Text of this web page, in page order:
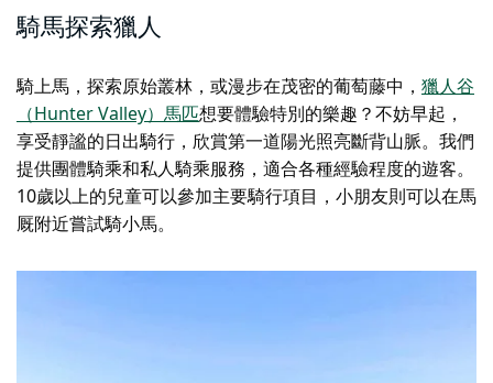
騎馬探索獵人
騎上馬，探索原始叢林，或漫步在茂密的葡萄藤中， 獵人谷
（Hunter Valley）馬匹想要體驗特別的樂趣？不妨早起，
享受靜謐的日出騎行，欣賞第一道陽光照亮斷背山脈。我們
提供團體騎乘和私人騎乘服務，適合各種經驗程度的遊客。
10歲以上的兒童可以參加主要騎行項目，小朋友則可以在馬
厩附近嘗試騎小馬。